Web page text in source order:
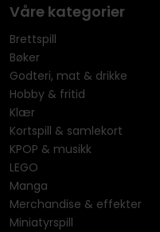
Våre kategorier
Brettspill
Bøker
Godteri, mat & drikke
Hobby & fritid
Klær
Kortspill & samlekort
KPOP & musikk
LEGO
Manga
Merchandise & effekter
Miniatyrspill